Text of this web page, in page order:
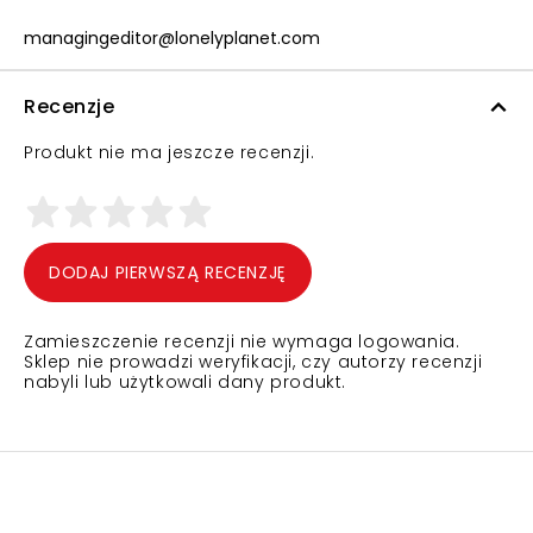
managingeditor@lonelyplanet.com
Recenzje
Produkt nie ma jeszcze recenzji.
DODAJ PIERWSZĄ RECENZJĘ
Zamieszczenie recenzji nie wymaga logowania.
Sklep nie prowadzi weryfikacji, czy autorzy recenzji
nabyli lub użytkowali dany produkt.